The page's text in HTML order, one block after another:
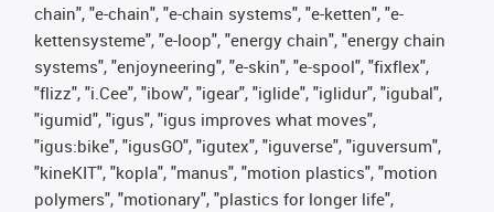
chain", "e-chain", "e-chain systems", "e-ketten", "e-
kettensysteme", "e-loop", "energy chain", "energy chain
systems", "enjoyneering", "e-skin", "e-spool", "fixflex",
"flizz", "i.Cee", "ibow", "igear", "iglide", "iglidur", "igubal",
"igumid", "igus", "igus improves what moves",
"igus:bike", "igusGO", "igutex", "iguverse", "iguversum",
"kineKIT", "kopla", "manus", "motion plastics", "motion
polymers", "motionary", "plastics for longer life",